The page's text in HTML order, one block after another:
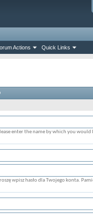
Actions Quick Links
enter the name by which you
wpisz hasło dla Twojego konta.